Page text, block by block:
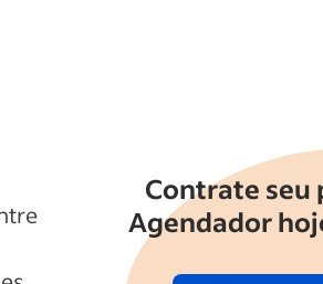
Contrate seu
Agendador